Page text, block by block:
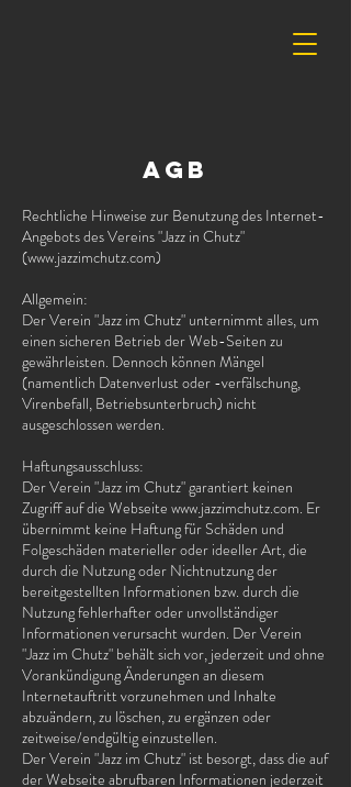
AGB
Rechtliche Hinweise zur Benutzung des Internet-
Angebots des Vereins "Jazz in Chutz"
(www.jazzimchutz.com)
Allgemein:
Der Verein "Jazz im Chutz" unternimmt alles, um
einen sicheren Betrieb der Web-Seiten zu
gewährleisten. Dennoch können Mängel
(namentlich Datenverlust oder -verfälschung,
Virenbefall, Betriebsunterbruch) nicht
ausgeschlossen werden.
Haftungsausschluss:
Der Verein "Jazz im Chutz" garantiert keinen
Zugriff auf die Webseite www.jazzimchutz.com. Er
übernimmt keine Haftung für Schäden und
Folgeschäden materieller oder ideeller Art, die
durch die Nutzung oder Nichtnutzung der
bereitgestellten Informationen bzw. durch die
Nutzung fehlerhafter oder unvollständiger
Informationen verursacht wurden. Der Verein
"Jazz im Chutz" behält sich vor, jederzeit und ohne
Vorankündigung Änderungen an diesem
Internetauftritt vorzunehmen und Inhalte
abzuändern, zu löschen, zu ergänzen oder
zeitweise/endgültig einzustellen.
Der Verein "Jazz im Chutz" ist besorgt, dass die auf
der Webseite abrufbaren Informationen jederzeit